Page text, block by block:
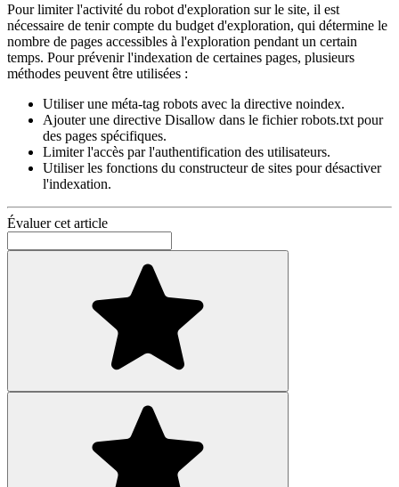
Pour limiter l'activité du robot d'exploration sur le site, il est
nécessaire de tenir compte du budget d'exploration, qui détermine le
nombre de pages accessibles à l'exploration pendant un certain
temps. Pour prévenir l'indexation de certaines pages, plusieurs
méthodes peuvent être utilisées :
Utiliser une méta-tag robots avec la directive noindex.
Ajouter une directive Disallow dans le fichier robots.txt pour
des pages spécifiques.
Limiter l'accès par l'authentification des utilisateurs.
Utiliser les fonctions du constructeur de sites pour désactiver
l'indexation.
Évaluer cet article